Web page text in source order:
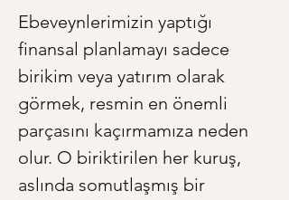
Ebeveynlerimizin yaptığı
finansal planlamayı sadece
birikim veya yatırım olarak
görmek, resmin en önemli
parçasını kaçırmamıza neden
olur. O biriktirilen her kuruş,
aslında somutlaşmış bir